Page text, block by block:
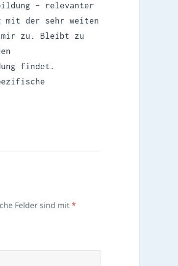
– relevanter
mit der sehr weiten
mir zu. Bleibt zu
findet.
Felder sind mit*